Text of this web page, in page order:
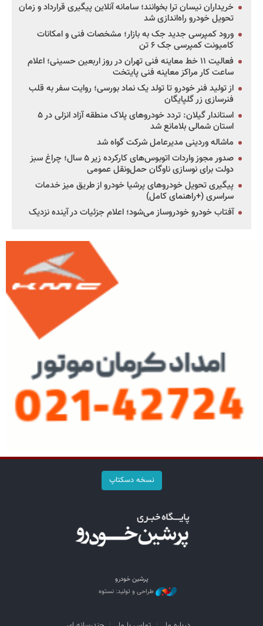
خریداران نیسان ترا بخوانند؛ سامانه آنلاین پیگیری قرارداد و زمان
تحویل خودرو راه‌اندازی شد
ورود کمپرسی جدید جک به بازار؛ مشخصات فنی و امکانات
کامیونت کمپرسی جک ۶ تن
فعالیت ۱۱ خط معاینه فنی تهران در روز اربعین حسینی؛ اعلام
ساعت کار مراکز معاینه فنی پایتخت
از تولید فنر خودرو تا تولد یک نماد بورسی؛ روایت سفر به قلب
فنرسازی زر گلپایگان
استاندار گیلان: تردد خودروهای پلاک منطقه آزاد انزلی در ۵
استان شمالی بلامانع شد
ماشاله وردینی مدیرعامل شرکت گواه شد
صدور مجوز واردات اتوبوس‌های کارکرده زیر ۵ سال؛ چراغ سبز
دولت برای نوسازی ناوگان حمل‌ونقل عمومی
پیگیری تحویل خودروهای پرشیا خودرو از طریق میز خدمات
سراسری (+راهنمای کامل)
آفتاب خودرو خودروساز می‌شود؛ اعلام جزئیات در آینده نزدیک
نسخه دسکتاپ
پرشین خودرو
طراحی و تولید: نستوه